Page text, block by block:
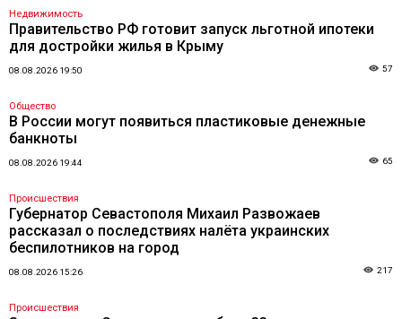
Недвижимость
Правительство РФ готовит запуск льготной ипотеки
для достройки жилья в Крыму
08.08.2026 19:50 57
Общество
В России могут появиться пластиковые денежные
банкноты
08.08.2026 19:44 65
Происшествия
Губернатор Севастополя Михаил Развожаев
рассказал о последствиях налёта украинских
беспилотников на город
08.08.2026 15:26 217
Происшествия